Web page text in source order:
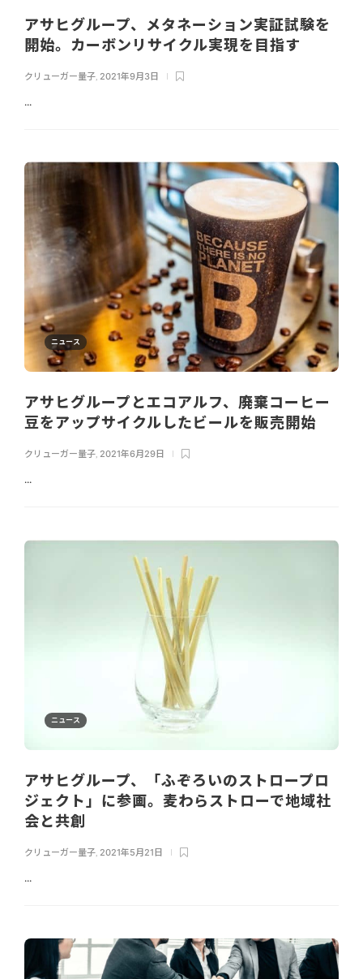
アサヒグループ、メタネーション実証試験を
開始。カーボンリサイクル実現を目指す
クリューガー量子, 2021年9月3日
...
ニュース
アサヒグループとエコアルフ、廃棄コーヒー
豆をアップサイクルしたビールを販売開始
クリューガー量子 2021年6月29日
...
ニュース
アサヒグループ、「ふぞろいのストロープロ
ジェクト」に参画。麦わらストローで地域社
会と共創
クリューガー量子 2021年5月21日
...